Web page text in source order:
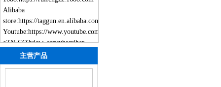
Alibaba
store:https://taggun.en.alibaba.com
Youtube:https://www.youtube.com/channel/UCmbG8HVgd8Gy6QFh-
eZN-CQ?view_as=subscriber
主营产品